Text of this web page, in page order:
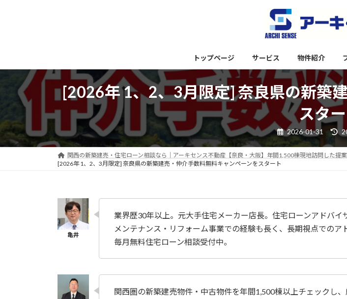
トップページ サービス 物件紹介
[2026年 1、2、3月限定] 奈良県の新築
スタ
2026-01-31
関西の新築建売・住宅ローン相談なら｜アーキセンス不動産【奈良・大阪】年間1,500棟現地訪問した提
[2026年 1、2、3月限定] 奈良県の新築建売・仲介手数料無料キャンペーンをスタート
業界歴30年以上。元大手住宅メーカー店長。住宅ローンアドバイ
メンテナンス・リフォーム事業での経験も長く、長期視点でのア
毎月無料住宅ローン相談受付中。
関西圏の新築建売物件・中古物件を年間1,500棟以上チェックし